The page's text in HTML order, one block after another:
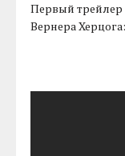
Первый трейлер
Вернера Херцога: